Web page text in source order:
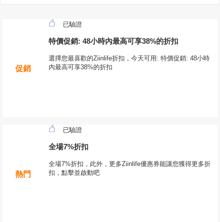
促銷
已驗證
特價促銷: 48小時內最高可享38%的折扣
選擇您最喜歡的Ziinlife折扣，今天可用: 特價促銷: 48小時
內最高可享38%的折扣
熱門
已驗證
全場7%折扣
全場7%折扣，此外，更多Ziinlife優惠券能讓您獲得更多折
扣，點擊並啟動吧